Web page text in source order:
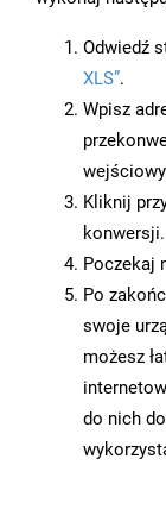
Odwiedź
XLS”.
Wpisz
Kliknij
konwersji.
Poczekaj
Po
swoje
możesz
do nich